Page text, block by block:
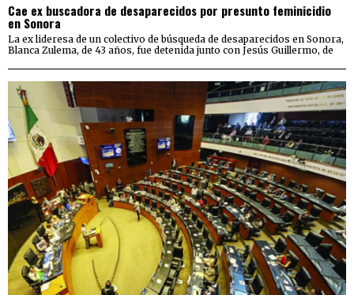
Cae ex buscadora de desaparecidos por presunto feminicidio
en Sonora
La ex lideresa de un colectivo de búsqueda de desaparecidos en Sonora,
Blanca Zulema, de 43 años, fue detenida junto con Jesús Guillermo, de